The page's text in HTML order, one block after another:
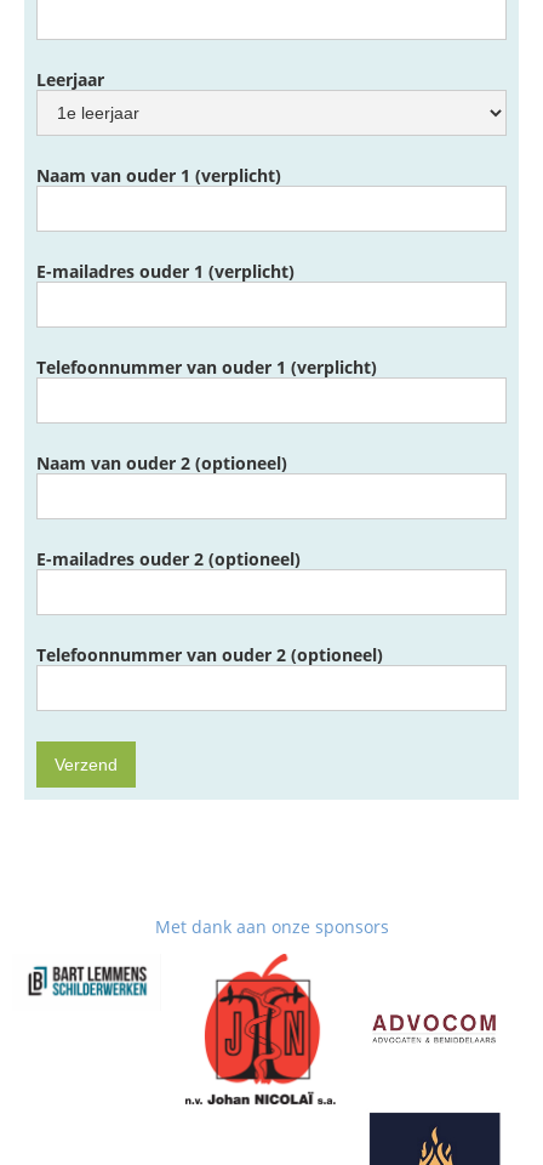
Leerjaar
Naam van ouder 1 (verplicht)
E-mailadres ouder 1 (verplicht)
Telefoonnummer van ouder 1 (verplicht)
Naam van ouder 2 (optioneel)
E-mailadres ouder 2 (optioneel)
Telefoonnummer van ouder 2 (optioneel)
Met dank aan onze sponsors